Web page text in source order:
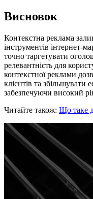
Висновок
Контекстна реклама
інструментів інтернет-
точно таргетувати
релевантність для
контекстної реклами
клієнтів та збільшувати
забезпечуючи високий
Читайте також: Що таке